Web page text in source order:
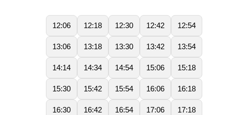
12:06 12:18 12:30 12:42 12:54
13:06 13:18 13:30 13:42 13:54
14:14 14:34 14:54 15:06 15:18
15:30 15:42 15:54 16:06 16:18
16:30 16:42 16:54 17:06 17:18